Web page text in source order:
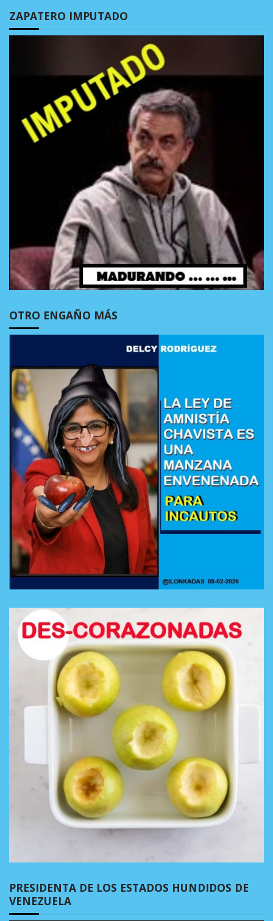
ZAPATERO IMPUTADO
OTRO ENGAÑO MÁS
PRESIDENTA DE LOS ESTADOS HUNDIDOS DE
VENEZUELA